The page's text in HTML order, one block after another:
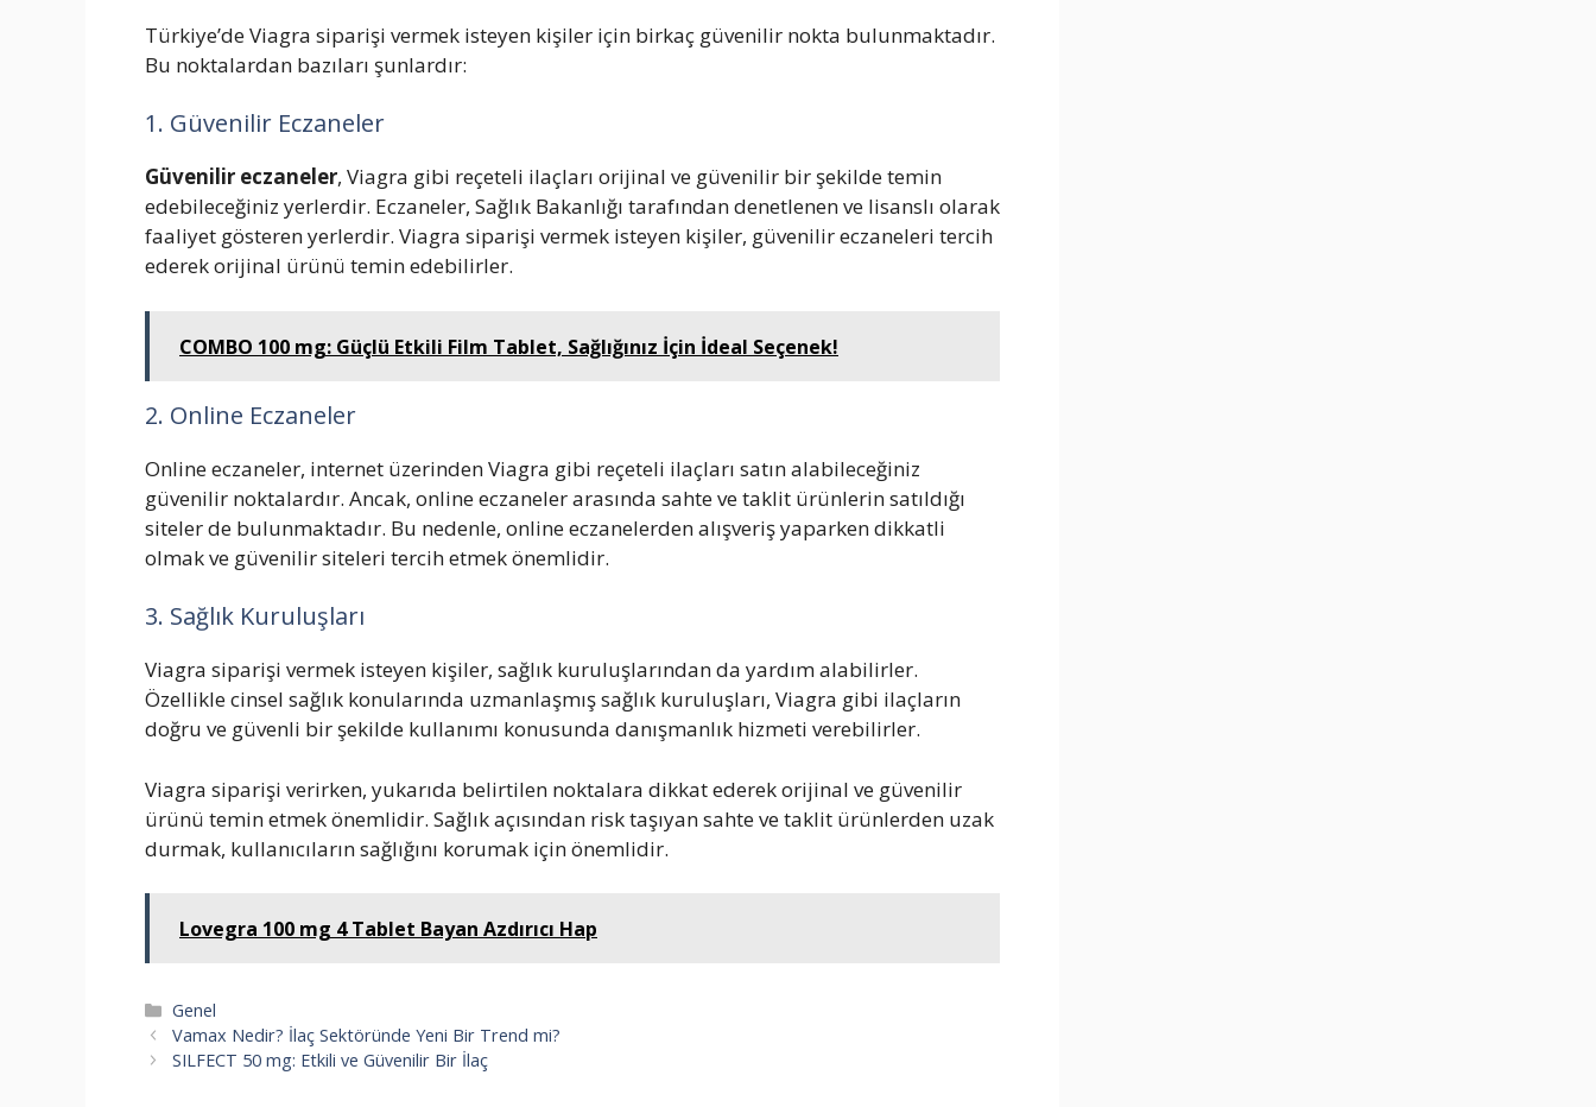
Türkiye’de Viagra siparişi vermek isteyen kişiler için birkaç güvenilir nokta bulunmaktadır.
Bu noktalardan bazıları şunlardır:
1. Güvenilir Eczaneler
Güvenilir eczaneler, Viagra gibi reçeteli ilaçları orijinal ve güvenilir bir şekilde temin
edebileceğiniz yerlerdir. Eczaneler, Sağlık Bakanlığı tarafından denetlenen ve lisanslı olarak
faaliyet gösteren yerlerdir. Viagra siparişi vermek isteyen kişiler, güvenilir eczaneleri tercih
ederek orijinal ürünü temin edebilirler.
COMBO 100 mg: Güçlü Etkili Film Tablet, Sağlığınız İçin İdeal Seçenek!
2. Online Eczaneler
Online eczaneler, internet üzerinden Viagra gibi reçeteli ilaçları satın alabileceğiniz
güvenilir noktalardır. Ancak, online eczaneler arasında sahte ve taklit ürünlerin satıldığı
siteler de bulunmaktadır. Bu nedenle, online eczanelerden alışveriş yaparken dikkatli
olmak ve güvenilir siteleri tercih etmek önemlidir.
3. Sağlık Kuruluşları
Viagra siparişi vermek isteyen kişiler, sağlık kuruluşlarından da yardım alabilirler.
Özellikle cinsel sağlık konularında uzmanlaşmış sağlık kuruluşları, Viagra gibi ilaçların
doğru ve güvenli bir şekilde kullanımı konusunda danışmanlık hizmeti verebilirler.
Viagra siparişi verirken, yukarıda belirtilen noktalara dikkat ederek orijinal ve güvenilir
ürünü temin etmek önemlidir. Sağlık açısından risk taşıyan sahte ve taklit ürünlerden uzak
durmak, kullanıcıların sağlığını korumak için önemlidir.
Lovegra 100 mg 4 Tablet Bayan Azdırıcı Hap
Kategoriler
Genel
Vamax Nedir? İlaç Sektöründe Yeni Bir Trend mi?
SILFECT 50 mg: Etkili ve Güvenilir Bir İlaç